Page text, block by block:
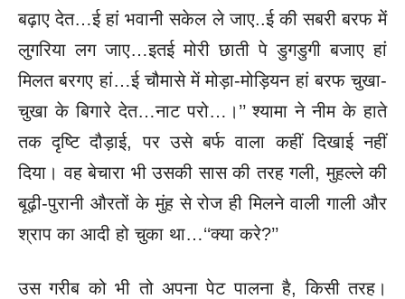
बढ़ाए देत…ई हां भवानी सकेल ले जाए..ई की सबरी बरफ में
लुगरिया लग जाए…इतई मोरी छाती पे डुगडुगी बजाए हां
मिलत बरगए हां…ई चौमासे में मोड़ा-मोड़ियन हां बरफ चुखा-
चुखा के बिगारे देत…नाट परो…।’’श्यामा ने नीम के हाते
तक दृष्टि दौड़ाई, पर उसे बर्फ वाला कहीं दिखाई नहीं
दिया। वह बेचारा भी उसकी सास की तरह गली, मुहल्ले की
बूढ़ी-पुरानी औरतों के मुंह से रोज ही मिलने वाली गाली और
श्राप का आदी हो चुका था…‘‘क्या करे?’’
उस गरीब को भी तो अपना पेट पालना है, किसी तरह।